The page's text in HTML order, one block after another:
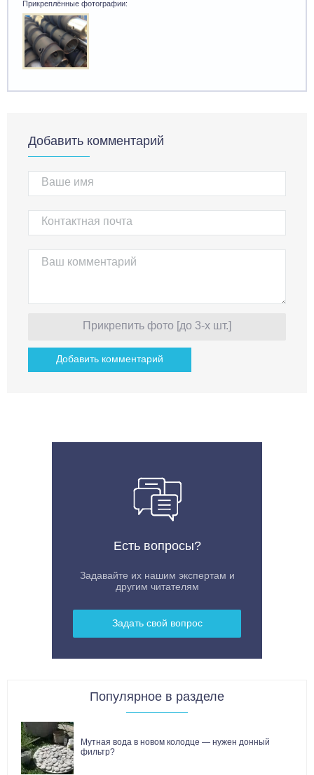
Прикреплённые фотографии:
Добавить комментарий
Прикрепить фото [до 3-х шт.]
Есть вопросы?
Задавайте их нашим экспертам и
другим читателям
Задать свой вопрос
Популярное в разделе
Мутная вода в новом колодце — нужен донный
фильтр?